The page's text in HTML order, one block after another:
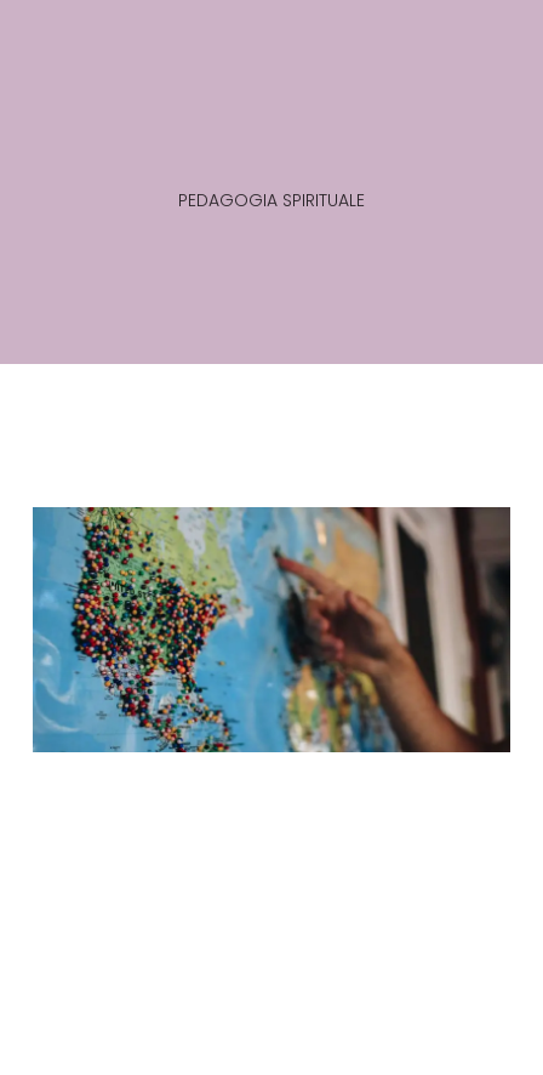
PEDAGOGIA SPIRITUALE